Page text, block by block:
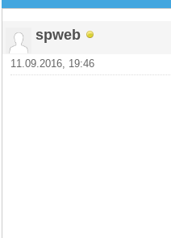
spweb
11.09.2016, 19:46